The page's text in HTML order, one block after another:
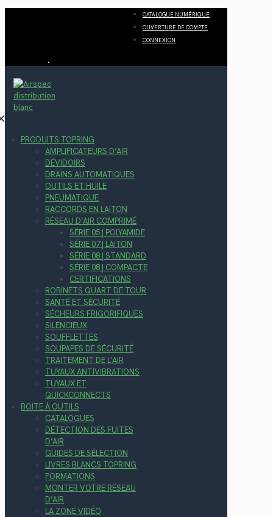
CATALOGUE NUMÉRIQUE
OUVERTURE DE COMPTE
CONNEXION
PRODUITS TOPRING
AMPLIFICATEURS D’AIR
DÉVIDOIRS
DRAINS AUTOMATIQUES
OUTILS ET HUILE
PNEUMATIQUE
RACCORDS EN LAITON
RÉSEAU D’AIR COMPRIMÉ
SÉRIE 05 | POLYAMIDE
SÉRIE 07 | LAITON
SÉRIE 08 | STANDARD
SÉRIE 08 | COMPACTE
CERTIFICATIONS
ROBINETS QUART DE TOUR
SANTÉ ET SÉCURITÉ
SÉCHEURS FRIGORIFIQUES
SILENCIEUX
SOUFFLETTES
SOUPAPES DE SÉCURITÉ
TRAITEMENT DE L’AIR
TUYAUX ANTIVIBRATIONS
TUYAUX ET
QUICKCONNECTS
BOITE À OUTILS
CATALOGUES
DÉTECTION DES FUITES
D’AIR
GUIDES DE SÉLECTION
LIVRES BLANCS TOPRING
FORMATIONS
MONTER VOTRE RÉSEAU
D’AIR
LA ZONE VIDÉO